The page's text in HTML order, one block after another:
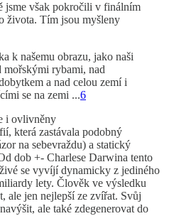
jsme však pokročili v finálním
života. Tím jsou myšleny
k našemu obrazu, jako naši
mořskými rybami, nad
a nad celou zemí i
se na zemi ...6
i ovlivněny
která zastávala podobný
na sebevraždu) a statický
dob +- Charlese Darwina tento
se vyvíjí dynamicky z jediného
lety. Člověk ve výsledku
ale jen nejlepší ze zvířat. Svůj
ale také zdegenerovat do